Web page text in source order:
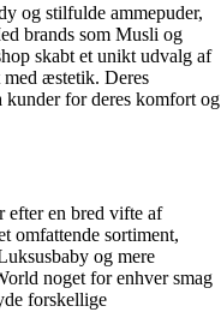
og stilfulde ammepuder,
brands som Musli og
skabt et unikt udvalg af
æstetik. Deres
for deres komfort og
efter en bred vifte af
omfattende sortiment,
og mere
noget for enhver smag
forskellige